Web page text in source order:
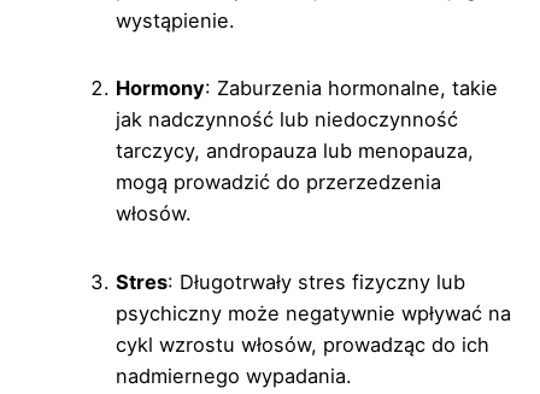
wystąpienie.
Hormony: Zaburzenia hormonalne, takie
jak nadczynność lub niedoczynność
tarczycy, andropauza lub menopauza,
mogą prowadzić do przerzedzenia
włosów.
Stres: Długotrwały stres fizyczny lub
psychiczny może negatywnie wpływać na
cykl wzrostu włosów, prowadząc do ich
nadmiernego wypadania.